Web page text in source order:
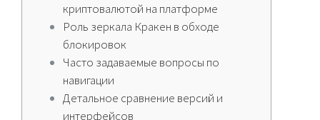
криптовалютой на платформе
Роль зеркала Кракен в обходе
блокировок
Часто задаваемые вопросы по
навигации
Детальное сравнение версий и
интерфейсов